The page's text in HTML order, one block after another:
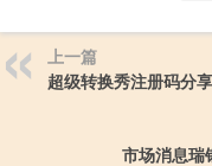
上一篇
超级转换秀注册码分
市场消息瑞